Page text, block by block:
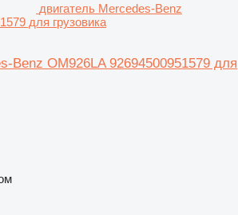
двигатель Mercedes-Benz
для грузовика
Benz OM926LA 92694500951579 для